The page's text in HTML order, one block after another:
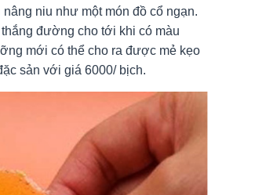
niu như một món đồ cổ ngạn.
đường cho tới khi có màu
mới có thể cho ra được mẻ kẹo
sản với giá 6000/ bịch.